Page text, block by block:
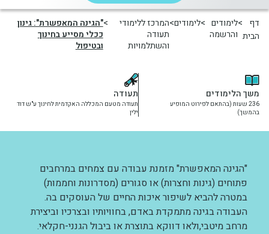
יחידות ומכונים
דף
הבית
לימודים
והרשמה
לימודים המרכז ללימודי
תעודה
והשתלמויות
"הגינה המאפשרת": גינון
ככלי מסייע בחינוך
ובטיפול
משך הלימודים
236 שעות (בהתאם לפירוט המופיע
בהמשך)
תעודה
תעודה מטעם המכללה האקדמית לחינוך ע"ש דוד
ילין
"הגינה המאפשרת" מזמנת עבודה עם צמחים במרחבים
פתוחים (גינות וחצרות) או סגורים (מסדרונות וחממות)
במטרה להביא לשיפור איכות החיים של העוסקים בה.
העבודה בגינה מתמקדת באדם, בחוויותיו ובצרכיו וביצירת
מרחב מיטבי,ולאו דווקא בתוצרת או ביבול הגנני-חקלאי.